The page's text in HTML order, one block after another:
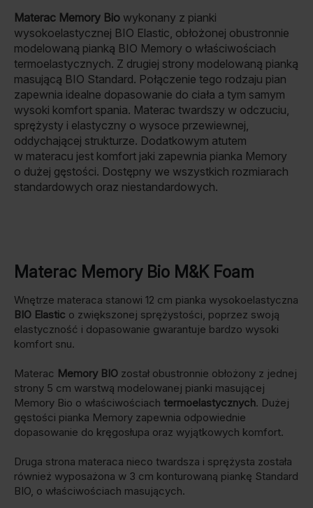
Materac Memory Bio wykonany z pianki
wysokoelastycznej BIO Elastic, obłożonej obustronnie
modelowaną pianką BIO Memory o właściwościach
termoelastycznych. Z drugiej strony modelowaną pianką
masującą BIO Standard. Połączenie tego rodzaju pian
zapewnia idealne dopasowanie do ciała a tym samym
wysoki komfort spania. Materac twardszy w odczuciu,
sprężysty i elastyczny o wysoce przewiewnej,
oddychającej strukturze. Dodatkowym atutem
w materacu jest komfort jaki zapewnia pianka Memory
o dużej gęstości. Dostępny we wszystkich rozmiarach
standardowych oraz niestandardowych.
Materac Memory Bio M&K Foam
Wnętrze materaca stanowi 12 cm pianka wysokoelastyczna
BIO Elastic o zwiększonej sprężystości, poprzez swoją
elastyczność i dopasowanie gwarantuje bardzo wysoki
komfort snu.
Materac Memory BIO został obustronnie obłożony z jednej
strony 5 cm warstwą modelowanej pianki masującej
Memory Bio o właściwościach termoelastycznych. Dużej
gęstości pianka Memory zapewnia odpowiednie
dopasowanie do kręgosłupa oraz wyjątkowych komfort.
Druga strona materaca nieco twardsza i sprężysta została
również wyposażona w 3 cm konturowaną piankę Standard
BIO, o właściwościach masujących.